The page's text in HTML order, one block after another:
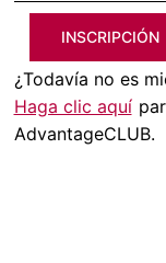
INSCRIPCIÓN
¿Todavía no es
Haga clic aquí
AdvantageCLUB.